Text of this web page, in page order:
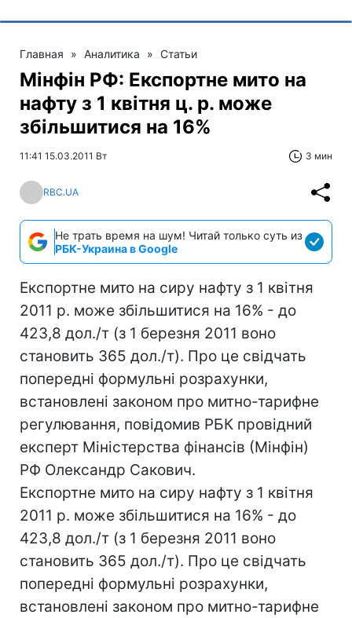
Главная » Аналитика » Статьи
Мінфін РФ: Експортне мито на
нафту з 1 квітня ц. р. може
збільшитися на 16%
11:41 15.03.2011 Вт 3 мин
RBC.UA
Не трать время на шум! Читай только суть из
РБК-Украина в Google
Експортне мито на сиру нафту з 1 квітня
2011 р. може збільшитися на 16% - до
423,8 дол./т (з 1 березня 2011 воно
становить 365 дол./т). Про це свідчать
попередні формульні розрахунки,
встановлені законом про митно-тарифне
регулювання, повідомив РБК провідний
експерт Міністерства фінансів (Мінфін)
РФ Олександр Сакович.
Експортне мито на сиру нафту з 1 квітня
2011 р. може збільшитися на 16% - до
423,8 дол./т (з 1 березня 2011 воно
становить 365 дол./т). Про це свідчать
попередні формульні розрахунки,
встановлені законом про митно-тарифне